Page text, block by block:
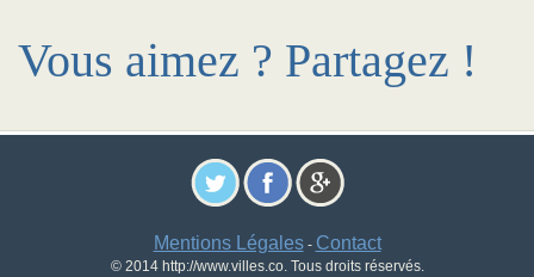
Vous aimez ? Partagez !
Mentions Légales- Contact
© 2014 http://www.villes.co. Tous droits réservés.